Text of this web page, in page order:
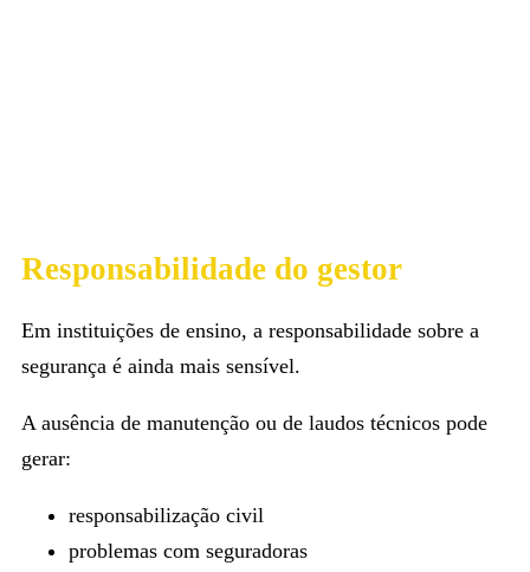
Responsabilidade do gestor
Em instituições de ensino, a responsabilidade sobre a
segurança é ainda mais sensível.
A ausência de manutenção ou de laudos técnicos pode
gerar:
responsabilização civil
problemas com seguradoras